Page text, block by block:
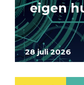
28 juli 2026
eigen